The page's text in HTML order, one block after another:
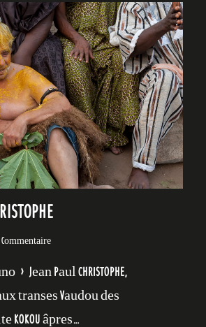
Commentaire
» Jean Paul CHRISTOPHE,
transes Vaudou des
âpres…